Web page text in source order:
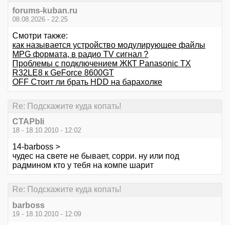
forums-kuban.ru
08.08.2026 - 22:25
Смотри также:
как называется устройство модулирующее файлы
MPG формата, в радио TV сигнал ?
Проблемы с подключением ЖКТ Panasonic TX
R32LE8 к GeForce 8600GT
OFF Стоит ли брать HDD на барахолке
Re: Подскажите куда копать!
CTAPbIi
18 - 18.10.2010 - 12:02
14-barboss >
чудес на свете не бывает, сорри. ну или под
радмином кто у тебя на компе шарит
Re: Подскажите куда копать!
barboss
19 - 18.10.2010 - 12:09